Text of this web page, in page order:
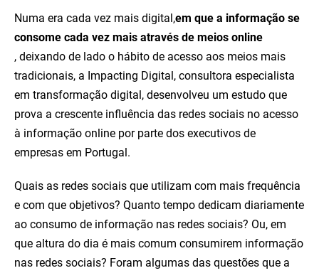
Numa era cada vez mais digital,em que a informação se
consome cada vez mais através de meios online
, deixando de lado o hábito de acesso aos meios mais
tradicionais, a Impacting Digital, consultora especialista
em transformação digital, desenvolveu um estudo que
prova a crescente influência das redes sociais no acesso
à informação online por parte dos executivos de
empresas em Portugal.
Quais as redes sociais que utilizam com mais frequência
e com que objetivos? Quanto tempo dedicam diariamente
ao consumo de informação nas redes sociais? Ou, em
que altura do dia é mais comum consumirem informação
nas redes sociais? Foram algumas das questões que a